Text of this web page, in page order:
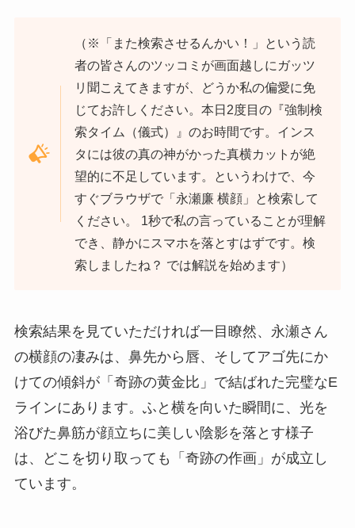
（※「また検索させるんかい！」という読
者の皆さんのツッコミが画面越しにガッツ
リ聞こえてきますが、どうか私の偏愛に免
じてお許しください。本日2度目の『強制検
索タイム（儀式）』のお時間です。インス
タには彼の真の神がかった真横カットが絶
望的に不足しています。というわけで、今
すぐブラウザで「永瀬廉 横顔」と検索して
ください。 1秒で私の言っていることが理解
でき、静かにスマホを落とすはずです。検
索しましたね？ では解説を始めます）
検索結果を見ていただければ一目瞭然、永瀬さん
の横顔の凄みは、鼻先から唇、そしてアゴ先にか
けての傾斜が「奇跡の黄金比」で結ばれた完璧なE
ラインにあります。ふと横を向いた瞬間に、光を
浴びた鼻筋が顔立ちに美しい陰影を落とす様子
は、どこを切り取っても「奇跡の作画」が成立し
ています。